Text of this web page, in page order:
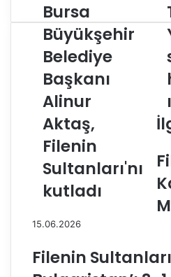
B
u
s
B
ü
y
ü
k
ş
e
h
i
B
l
Bursa
Büyükşehir
Belediye
Başkanı
Alinur
Aktaş,
Filenin
Sultanları'nı
kutladı
r
k
a
v
a
l
l
a
r
ı
n
15.06.2026
Filenin